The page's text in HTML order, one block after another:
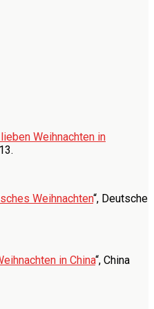
Weihnachten in
Weihnachten“, Deutsche
in China“, China